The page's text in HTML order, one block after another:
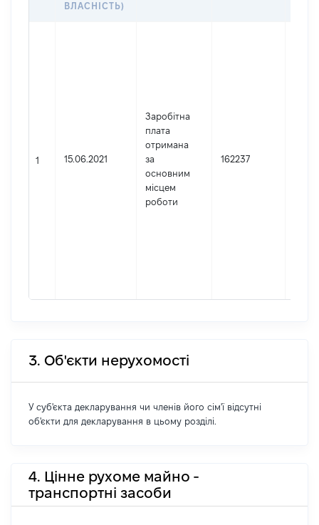
ВЛАСНІСТЬ)
1 15.06.2021
Заробітна
плата
отримана
за
основним
місцем
роботи
162237
3. Об'єкти нерухомості
У суб'єкта декларування чи членів його сім'ї відсутні
об'єкти для декларування в цьому розділі.
4. Цінне рухоме майно -
транспортні засоби